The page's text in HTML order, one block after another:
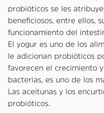
probióticos se les
beneficiosos, entre ellos,
funcionamiento del
El yogur es uno de los
le adicionan probióticos
favorecen el crecimiento
bacterias, es uno de los
Las aceitunas y los
probióticos.